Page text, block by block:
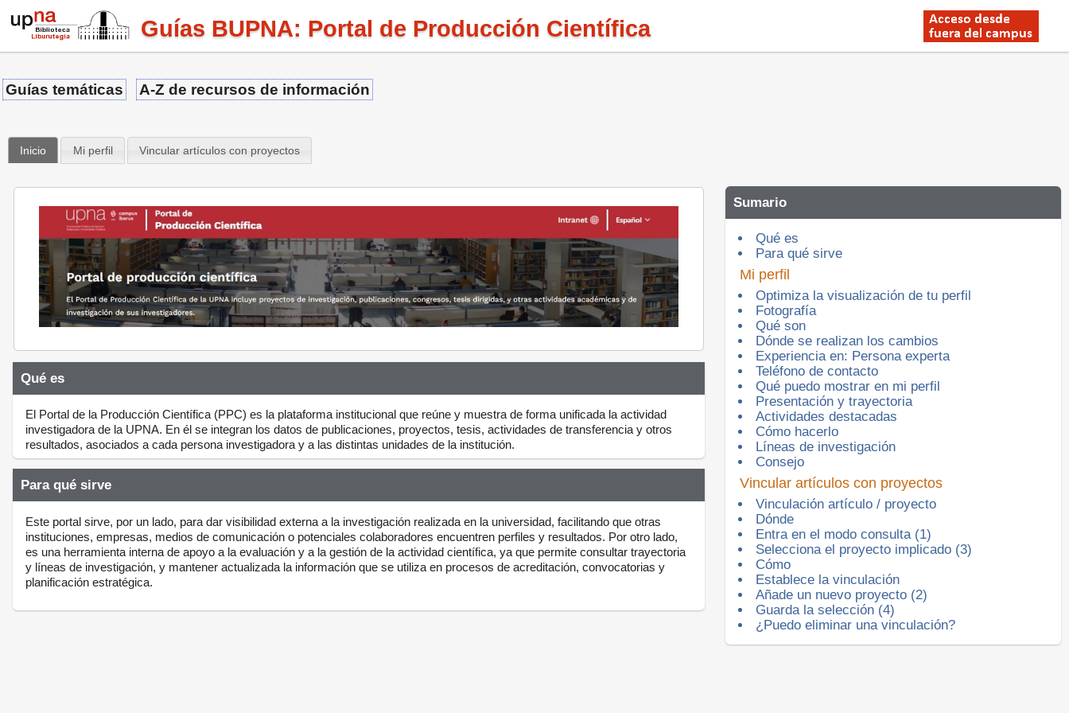
Guías BUPNA: Portal de Producción Científica
Guías temáticas A-Z de recursos de información
Inicio Mi perfil Vincular artículos con proyectos
Qué es
El Portal de la Producción Científica (PPC) es la plataforma institucional que reúne y muestra de forma unificada la actividad
investigadora de la UPNA. En él se integran los datos de publicaciones, proyectos, tesis, actividades de transferencia y otros
resultados, asociados a cada persona investigadora y a las distintas unidades de la institución.
Para qué sirve
Este portal sirve, por un lado, para dar visibilidad externa a la investigación realizada en la universidad, facilitando que otras
instituciones, empresas, medios de comunicación o potenciales colaboradores encuentren perfiles y resultados. Por otro lado,
es una herramienta interna de apoyo a la evaluación y a la gestión de la actividad científica, ya que permite consultar trayectoria
y líneas de investigación, y mantener actualizada la información que se utiliza en procesos de acreditación, convocatorias y
planificación estratégica.
Sumario
Qué es
Para qué sirve
Mi perfil
Optimiza la visualización de tu perfil
Fotografía
Qué son
Dónde se realizan los cambios
Experiencia en: Persona experta
Teléfono de contacto
Qué puedo mostrar en mi perfil
Presentación y trayectoria
Actividades destacadas
Cómo hacerlo
Lí­neas de investigación
Consejo
Vincular artículos con proyectos
Vinculación artículo / proyecto
Dónde
Entra en el modo consulta (1)
Selecciona el proyecto implicado (3)
Cómo
Establece la vinculación
Añade un nuevo proyecto (2)
Guarda la selección (4)
¿Puedo eliminar una vinculación?